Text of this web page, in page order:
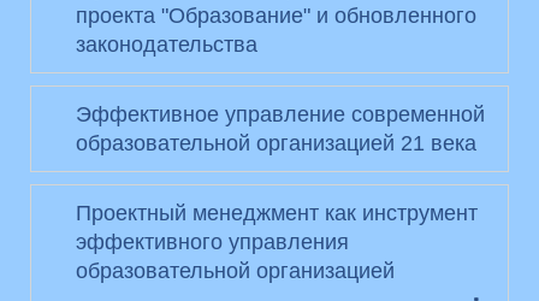
проекта "Образование" и обновленного
законодательства
Эффективное управление современной
образовательной организацией 21 века
Проектный менеджмент как инструмент
эффективного управления
образовательной организацией